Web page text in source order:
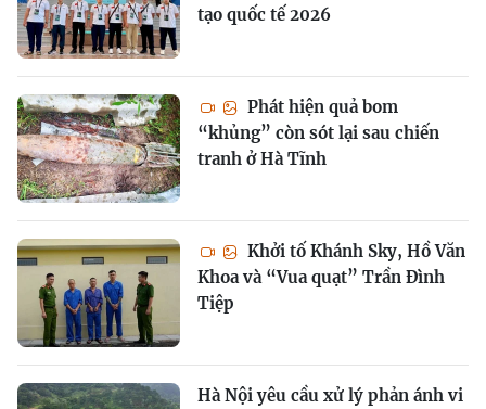
tạo quốc tế 2026
Phát hiện quả bom
“khủng” còn sót lại sau chiến
tranh ở Hà Tĩnh
Khởi tố Khánh Sky, Hồ Văn
Khoa và “Vua quạt” Trần Đình
Tiệp
Hà Nội yêu cầu xử lý phản ánh vi